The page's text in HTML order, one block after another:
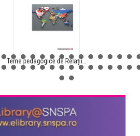
Teme pedagogice de Relații...